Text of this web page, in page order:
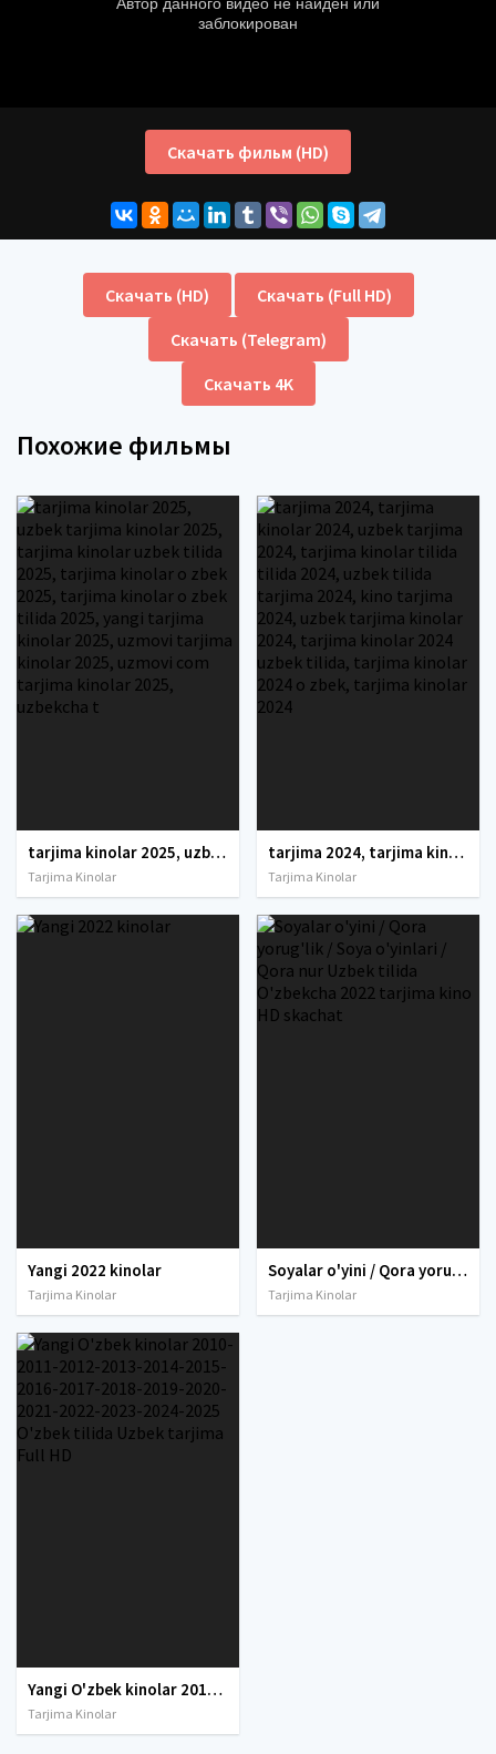
Скачать фильм (HD)
Скачать (HD)
Скачать (Full HD)
Скачать (Telegram)
Скачать 4K
Похожие фильмы
tarjima kinolar 2025, uzbek tarjima kinolar 2025, tarjima kinolar uzbek tilida 2025, tarjima kinolar o zbek 2025, tarjima kinolar o zbek tilida 2025, yangi tarjima kinolar 2025, uzmovi tarjima kinolar 2025, uzmovi com tarjima kinolar 2025, uzbekcha t
Tarjima Kinolar
tarjima 2024, tarjima kinolar 2024, uzbek tarjima 2024, tarjima kinolar tilida tilida 2024, uzbek tilida tarjima 2024, kino tarjima 2024, uzbek tarjima kinolar 2024, tarjima kinolar 2024 uzbek tilida, tarjima kinolar 2024 o zbek, tarjima kinolar 2024
Tarjima Kinolar
Yangi 2022 kinolar
Tarjima Kinolar
Soyalar o'yini / Qora yorug'lik / Soya o'yinlari / Qora nur Uzbek tilida O'zbekcha 2022 tarjima kino HD skachat
Tarjima Kinolar
Yangi O'zbek kinolar 2010-2011-2012-2013-2014-2015-2016-2017-2018-2019-2020-2021-2022-2023-2024-2025 O'zbek tilida Uzbek tarjima Full HD
Tarjima Kinolar